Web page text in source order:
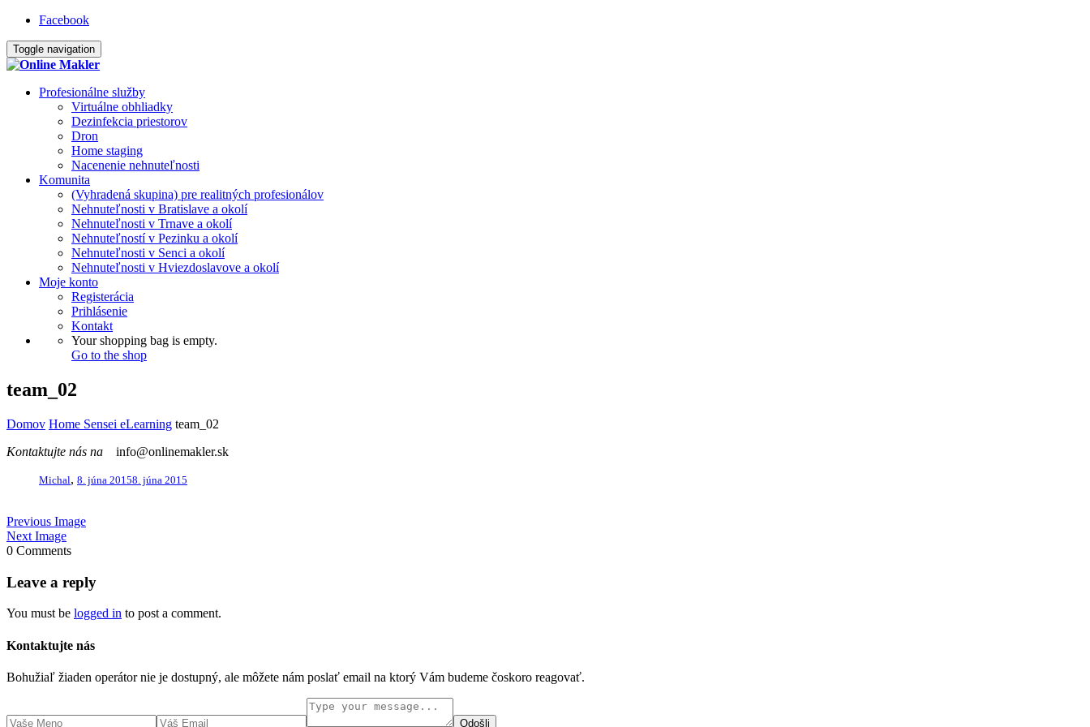
Facebook
Toggle navigation
Profesionálne služby
Virtuálne obhliadky
Dezinfekcia priestorov
Dron
Home staging
Nacenenie nehnuteľnosti
Komunita
(Vyhradená skupina) pre realitných profesionálov
Nehnuteľnosti v Bratislave a okolí
Nehnuteľnosti v Trnave a okolí
Nehnuteľností v Pezinku a okolí
Nehnuteľnosti v Senci a okolí
Nehnuteľnosti v Hviezdoslavove a okolí
Moje konto
Registerácia
Prihlásenie
Kontakt
Your shopping bag is empty.
Go to the shop
team_02
Domov Home Sensei eLearning team_02
Kontaktujte nás na
info@onlinemakler.sk
Michal, 8. júna 20158. júna 2015
Previous Image
Next Image
0 Comments
Leave a reply
You must be logged in to post a comment.
Kontaktujte nás
Bohužiaľ žiaden operátor nie je dostupný, ale môžete nám poslať email na ktorý Vám budeme čoskoro reagovať.
Odošli